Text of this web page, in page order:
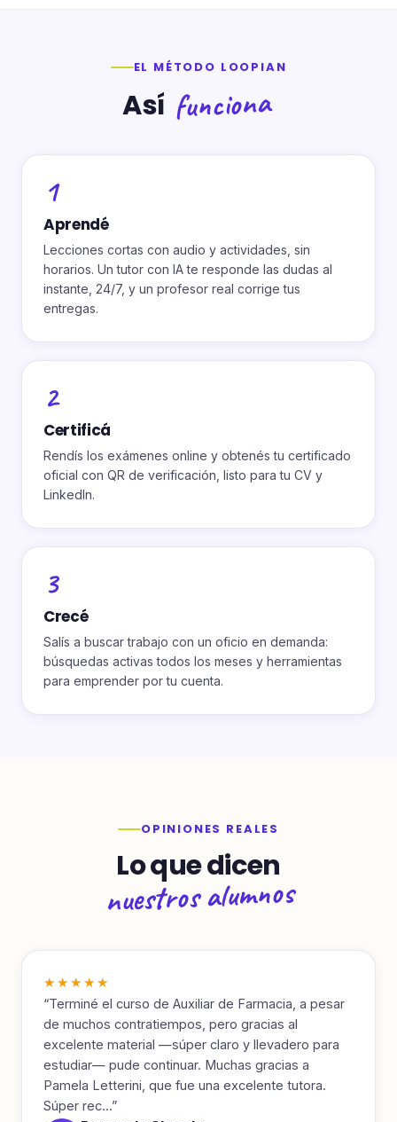
EL MÉTODO LOOPIAN
Así funciona
1
Aprendé
Lecciones cortas con audio y actividades, sin
horarios. Un tutor con IA te responde las dudas al
instante, 24/7, y un profesor real corrige tus
entregas.
2
Certificá
Rendís los exámenes online y obtenés tu certificado
oficial con QR de verificación, listo para tu CV y
LinkedIn.
3
Crecé
Salís a buscar trabajo con un oficio en demanda:
búsquedas activas todos los meses y herramientas
para emprender por tu cuenta.
OPINIONES REALES
Lo que dicen
nuestros alumnos
★★★★★
“Terminé el curso de Auxiliar de Farmacia, a pesar
de muchos contratiempos, pero gracias al
excelente material —súper claro y llevadero para
estudiar— pude continuar. Muchas gracias a
Pamela Letterini, que fue una excelente tutora.
Súper rec...”